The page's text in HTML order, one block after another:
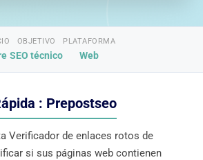
OBJETIVO
SEO técnico
PLATAFORMA
Web
: Prepostseo
Verificador de enlaces rotos de
si sus páginas web contienen